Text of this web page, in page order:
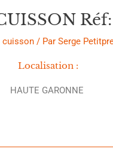
cuisson / ParSerge
Localisation :
HAUTE GARONNE